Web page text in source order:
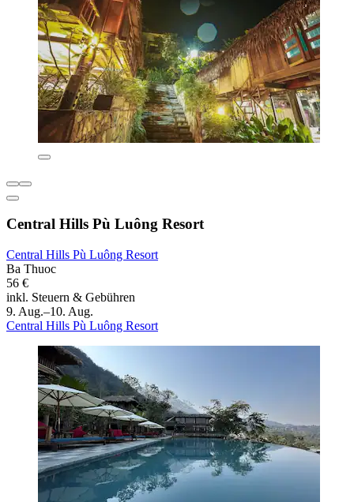
Central Hills Pù Luông Resort
Central Hills Pù Luông Resort
Ba Thuoc
56 €
inkl. Steuern & Gebühren
9. Aug.–10. Aug.
Central Hills Pù Luông Resort